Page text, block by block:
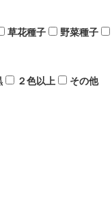
草花種子 野菜種子
２色以上 その他